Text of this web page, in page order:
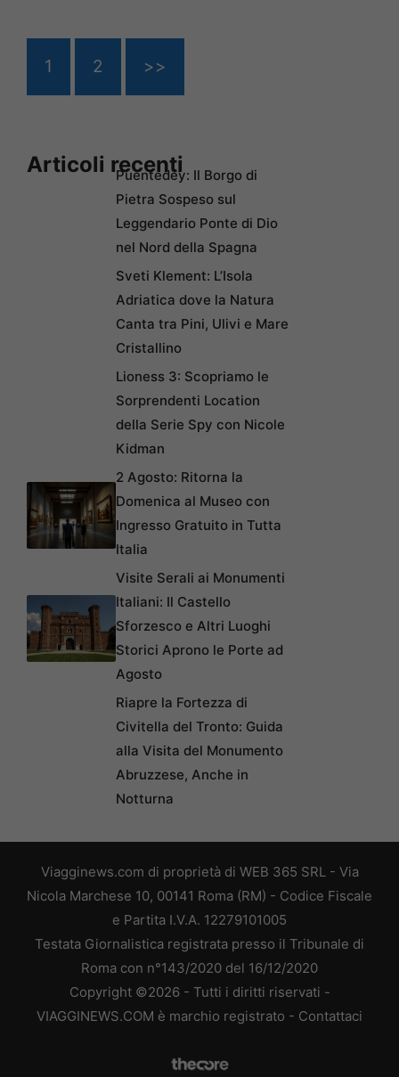
1 2 >>
Articoli recentiPuentedey: Il Borgo di
Pietra Sospeso sul
Leggendario Ponte di Dio
nel Nord della Spagna
Sveti Klement: L’Isola
Adriatica dove la Natura
Canta tra Pini, Ulivi e Mare
Cristallino
Lioness 3: Scopriamo le
Sorprendenti Location
della Serie Spy con Nicole
Kidman
2 Agosto: Ritorna la
Domenica al Museo con
Ingresso Gratuito in Tutta
Italia
Visite Serali ai Monumenti
Italiani: Il Castello
Sforzesco e Altri Luoghi
Storici Aprono le Porte ad
Agosto
Riapre la Fortezza di
Civitella del Tronto: Guida
alla Visita del Monumento
Abruzzese, Anche in
Notturna
Viagginews.com di proprietà di WEB 365 SRL - Via
Nicola Marchese 10, 00141 Roma (RM) - Codice Fiscale
e Partita I.V.A. 12279101005
Testata Giornalistica registrata presso il Tribunale di
Roma con n°143/2020 del 16/12/2020
Copyright ©2026 - Tutti i diritti riservati -
VIAGGINEWS.COM è marchio registrato - Contattaci